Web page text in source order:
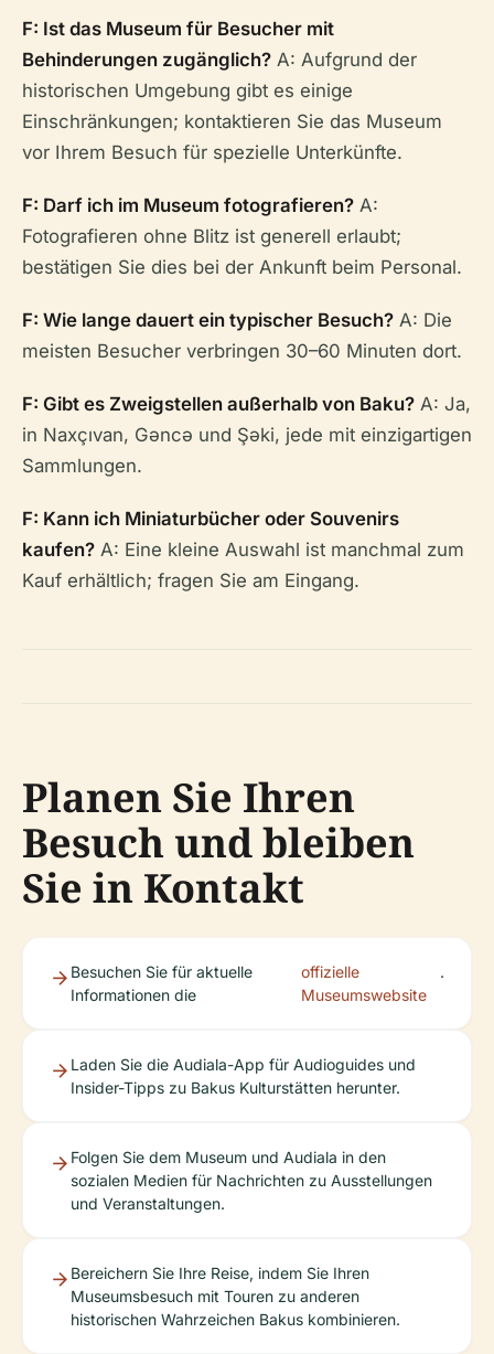
F: Ist das Museum für Besucher mit
Behinderungen zugänglich? A: Aufgrund der
historischen Umgebung gibt es einige
Einschränkungen; kontaktieren Sie das Museum
vor Ihrem Besuch für spezielle Unterkünfte.
F: Darf ich im Museum fotografieren? A:
Fotografieren ohne Blitz ist generell erlaubt;
bestätigen Sie dies bei der Ankunft beim Personal.
F: Wie lange dauert ein typischer Besuch? A: Die
meisten Besucher verbringen 30–60 Minuten dort.
F: Gibt es Zweigstellen außerhalb von Baku? A: Ja,
in Naxçıvan, Gəncə und Şəki, jede mit einzigartigen
Sammlungen.
F: Kann ich Miniaturbücher oder Souvenirs
kaufen? A: Eine kleine Auswahl ist manchmal zum
Kauf erhältlich; fragen Sie am Eingang.
Planen Sie Ihren
Besuch und bleiben
Sie in Kontakt
Besuchen Sie für aktuelle
Informationen die
offizielle
Museumswebsite
.
Laden Sie die Audiala-App für Audioguides und
Insider-Tipps zu Bakus Kulturstätten herunter.
Folgen Sie dem Museum und Audiala in den
sozialen Medien für Nachrichten zu Ausstellungen
und Veranstaltungen.
Bereichern Sie Ihre Reise, indem Sie Ihren
Museumsbesuch mit Touren zu anderen
historischen Wahrzeichen Bakus kombinieren.